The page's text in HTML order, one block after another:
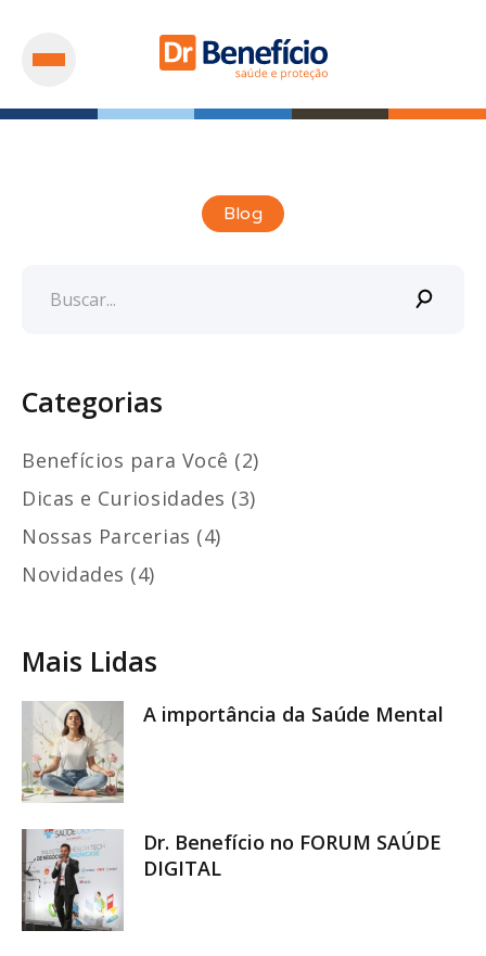
Blog
Categorias
Benefícios para Você (2)
Dicas e Curiosidades (3)
Nossas Parcerias (4)
Novidades (4)
Mais Lidas
A importância da Saúde Mental
Dr. Benefício no FORUM SAÚDE
DIGITAL